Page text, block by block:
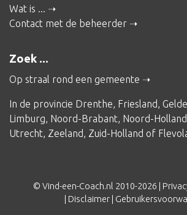
Wat is ...
Contact met de beheerder
Zoek ...
Op straal rond een gemeente
In de provincie Drenthe, Friesland,
Limburg, Noord-Brabant, Noord-Holland
Utrecht, Zeeland, Zuid-Holland of
© Vind-een-Coach.nl 2010-2026 |
Disclaimer|